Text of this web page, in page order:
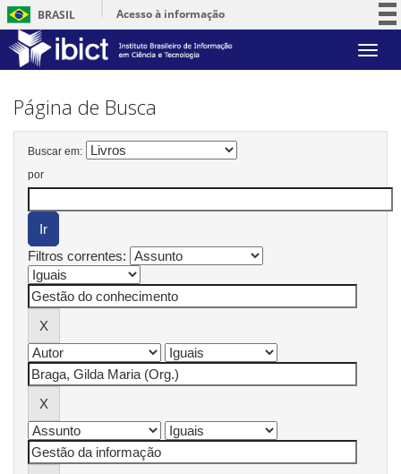
BRASIL
Acesso à informação
Serviços
Skip
Página de Busca
Buscar em:
por
Filtros correntes: